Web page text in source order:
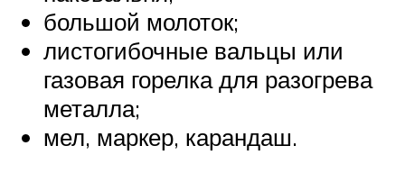
большой молоток;
листогибочные вальцы или
газовая горелка для разогрева
металла;
мел, маркер, карандаш.